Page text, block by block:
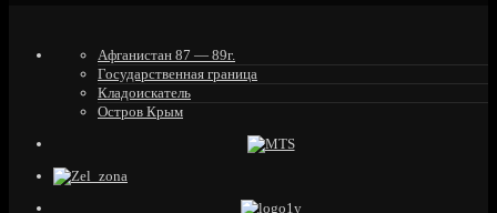
Афганистан 87 — 89г.
Государственная граница
Кладоискатель
Остров Крым